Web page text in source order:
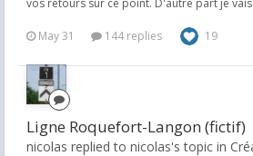
vos retours sur ce point. D'autre part je
May 31 144 replies 19
Ligne Roquefort-Langon (fictif)
nicolas replied to nicolas's topic in